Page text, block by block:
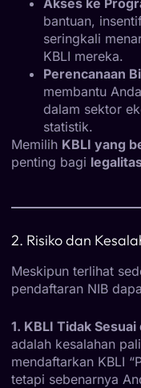
bantuan,
seringkali
KBLI mereka.
Perencanaan
membantu
dalam sektor
statistik.
Memilih KBLI yang
penting bagi
2. Risiko dan
Meskipun terlihat
pendaftaran NIB
1. KBLI Tidak
adalah kesalahan
mendaftarkan KBLI
tetapi sebenarnya